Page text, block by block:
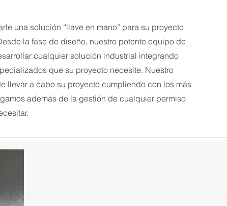
una solución “llave en mano” para su proyecto
la fase de diseño, nuestro potente equipo de
cualquier solución industrial integrando
que su proyecto necesite. Nuestro
llevar a cabo su proyecto cumpliendo con los más
además de la gestión de cualquier permiso